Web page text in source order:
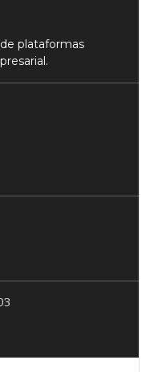
plataformas